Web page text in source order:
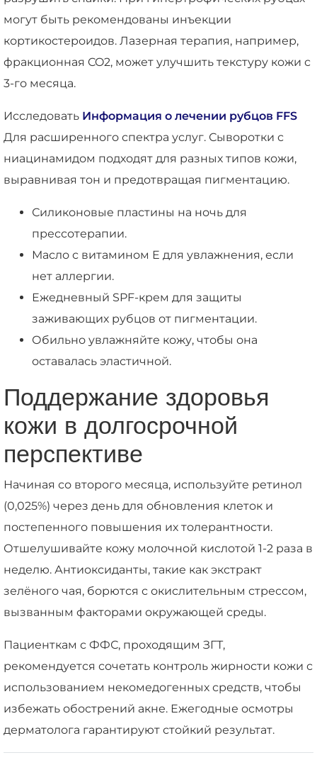
могут быть рекомендованы инъекции
кортикостероидов. Лазерная терапия, например,
фракционная CO2, может улучшить текстуру кожи с
3-го месяца.
Исследовать Информация о лечении рубцов FFS
Для расширенного спектра услуг. Сыворотки с
ниацинамидом подходят для разных типов кожи,
выравнивая тон и предотвращая пигментацию.
Силиконовые пластины на ночь для
прессотерапии.
Масло с витамином Е для увлажнения, если
нет аллергии.
Ежедневный SPF-крем для защиты
заживающих рубцов от пигментации.
Обильно увлажняйте кожу, чтобы она
оставалась эластичной.
Поддержание здоровья
кожи в долгосрочной
перспективе
Начиная со второго месяца, используйте ретинол
(0,025%) через день для обновления клеток и
постепенного повышения их толерантности.
Отшелушивайте кожу молочной кислотой 1-2 раза в
неделю. Антиоксиданты, такие как экстракт
зелёного чая, борются с окислительным стрессом,
вызванным факторами окружающей среды.
Пациенткам с ФФС, проходящим ЗГТ,
рекомендуется сочетать контроль жирности кожи с
использованием некомедогенных средств, чтобы
избежать обострений акне. Ежегодные осмотры
дерматолога гарантируют стойкий результат.